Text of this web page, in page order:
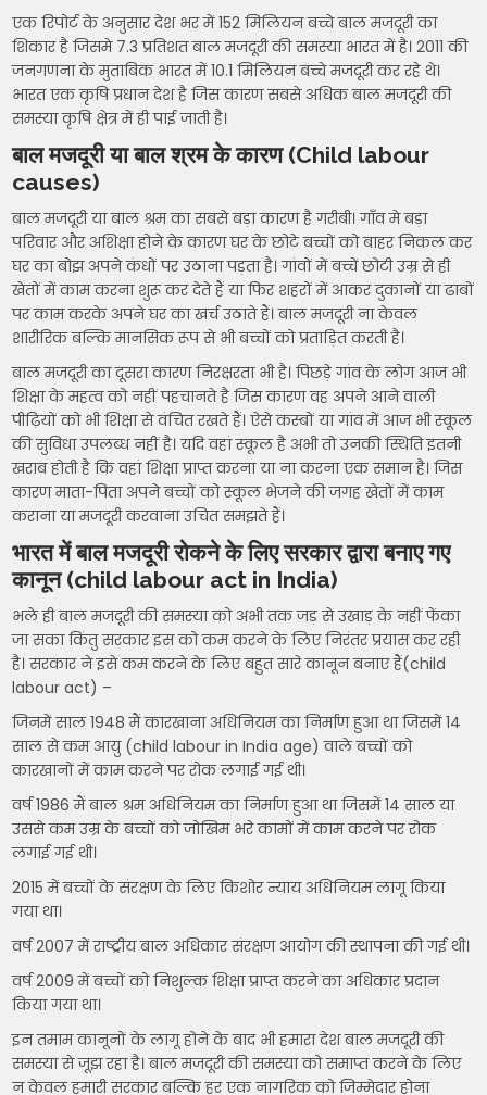
एक रिपोर्ट के अनुसार देश भर में 152 मिलियन बच्चे बाल मजदूरी का
शिकार है जिसमे 7.3 प्रतिशत बाल मजदूरी की समस्या भारत में है। 2011 की
जनगणना के मुताबिक भारत में 10.1 मिलियन बच्चे मजदूरी कर रहे थे।
भारत एक कृषि प्रधान देश है जिस कारण सबसे अधिक बाल मजदूरी की
समस्या कृषि क्षेत्र में ही पाई जाती है।
बाल मजदूरी या बाल श्रम के कारण (Child labour
causes)
बाल मजदूरी या बाल श्रम का सबसे बड़ा कारण है गरीबी। गाँव मे बड़ा
परिवार और अशिक्षा होने के कारण घर के छोटे बच्चों को बाहर निकल कर
घर का बोझ अपने कंधों पर उठाना पड़ता है। गांवों में बच्चें छोटी उम्र से ही
खेतों में काम करना शुरू कर देते हैं या फिर शहरों में आकर दुकानों या ढाबों
पर काम करके अपने घर का खर्च उठाते हैं। बाल मजदूरी ना केवल
शारीरिक बल्कि मानसिक रूप से भी बच्चों को प्रताड़ित करती है।
बाल मजदूरी का दूसरा कारण निरक्षरता भी है। पिछड़े गांव के लोग आज भी
शिक्षा के महत्व को नहीं पहचानते है जिस कारण वह अपने आने वाली
पीढ़ियों को भी शिक्षा से वंचित रखते हैं। ऐसे कस्बों या गांव में आज भी स्कूल
की सुविधा उपलब्ध नहीं है। यदि वहां स्कूल है अभी तो उनकी स्थिति इतनी
खराब होती है कि वहां शिक्षा प्राप्त करना या ना करना एक समान है। जिस
कारण माता-पिता अपने बच्चों को स्कूल भेजने की जगह खेतों में काम
कराना या मजदूरी करवाना उचित समझते हैं।
भारत में बाल मजदूरी रोकने के लिए सरकार द्वारा बनाए गए
कानून (child labour act in India)
भले ही बाल मजदूरी की समस्या को अभी तक जड़ से उखाड़ के नहीं फेंका
जा सका किंतु सरकार इस को कम करने के लिए निरंतर प्रयास कर रही
है। सरकार ने इसे कम करने के लिए बहुत सारे कानून बनाए हैं(child
labour act) –
जिनमें साल 1948 मैं कारखाना अधिनियम का निर्माण हुआ था जिसमें 14
साल से कम आयु (child labour in India age) वाले बच्चों को
कारखानों में काम करने पर रोक लगाई गई थी।
वर्ष 1986 मैं बाल श्रम अधिनियम का निर्माण हुआ था जिसमें 14 साल या
उससे कम उम्र के बच्चों को जोखिम भरे कामों में काम करने पर रोक
लगाई गई थी।
2015 में बच्चों के संरक्षण के लिए किशोर न्याय अधिनियम लागू किया
गया था।
वर्ष 2007 में राष्ट्रीय बाल अधिकार संरक्षण आयोग की स्थापना की गई थी।
वर्ष 2009 में बच्चों को निशुल्क शिक्षा प्राप्त करने का अधिकार प्रदान
किया गया था।
इन तमाम कानूनों के लागू होने के बाद भी हमारा देश बाल मजदूरी की
समस्या से जूझ रहा है। बाल मजदूरी की समस्या को समाप्त करने के लिए
न केवल हमारी सरकार बल्कि हर एक नागरिक को जिम्मेदार होना